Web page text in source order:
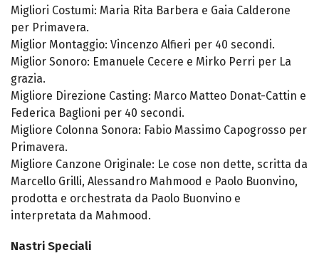
Migliori Costumi: Maria Rita Barbera e Gaia Calderone
per Primavera.
Miglior Montaggio: Vincenzo Alfieri per 40 secondi.
Miglior Sonoro: Emanuele Cecere e Mirko Perri per La
grazia.
Migliore Direzione Casting: Marco Matteo Donat-Cattin e
Federica Baglioni per 40 secondi.
Migliore Colonna Sonora: Fabio Massimo Capogrosso per
Primavera.
Migliore Canzone Originale: Le cose non dette, scritta da
Marcello Grilli, Alessandro Mahmood e Paolo Buonvino,
prodotta e orchestrata da Paolo Buonvino e
interpretata da Mahmood.
Nastri Speciali